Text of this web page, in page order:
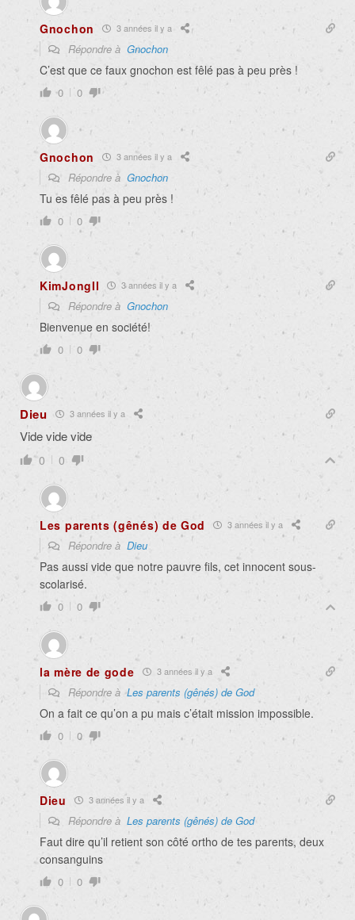
Gnochon 3 années il y a
Répondre à Gnochon
C’est que ce faux gnochon est fêlé pas à peu près !
0 0
Gnochon 3 années il y a
Répondre à Gnochon
Tu es fêlé pas à peu près !
0 0
KimJongIl 3 années il y a
Répondre à Gnochon
Bienvenue en société!
0 0
Dieu 3 années il y a
Vide vide vide
0 0
Les parents (gênés) de God 3 années il y a
Répondre à Dieu
Pas aussi vide que notre pauvre fils, cet innocent sous-
scolarisé.
0 0
la mère de gode 3 années il y a
Répondre àLes parents (gênés) de God
On a fait ce qu’on a pu mais c’était mission impossible.
0 0
Dieu 3 années il y a
Répondre à Les parents (gênés) de God
Faut dire qu’il retient son côté ortho de tes parents, deux
consanguins
0 0